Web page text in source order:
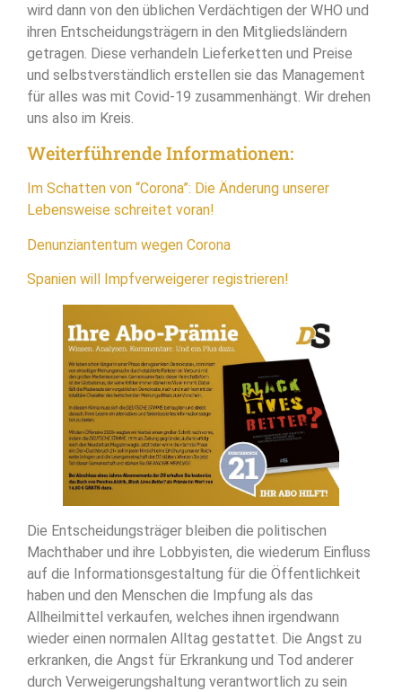
wird dann von den üblichen Verdächtigen der WHO und
ihren Entscheidungsträgern in den Mitgliedsländern
getragen. Diese verhandeln Lieferketten und Preise
und selbstverständlich erstellen sie das Management
für alles was mit Covid-19 zusammenhängt. Wir drehen
uns also im Kreis.
Weiterführende Informationen:
Im Schatten von “Corona”: Die Änderung unserer
Lebensweise schreitet voran!
Denunziantentum wegen Corona
Spanien will Impfverweigerer registrieren!
Die Entscheidungsträger bleiben die politischen
Machthaber und ihre Lobbyisten, die wiederum Einfluss
auf die Informationsgestaltung für die Öffentlichkeit
haben und den Menschen die Impfung als das
Allheilmittel verkaufen, welches ihnen irgendwann
wieder einen normalen Alltag gestattet. Die Angst zu
erkranken, die Angst für Erkrankung und Tod anderer
durch Verweigerungshaltung verantwortlich zu sein